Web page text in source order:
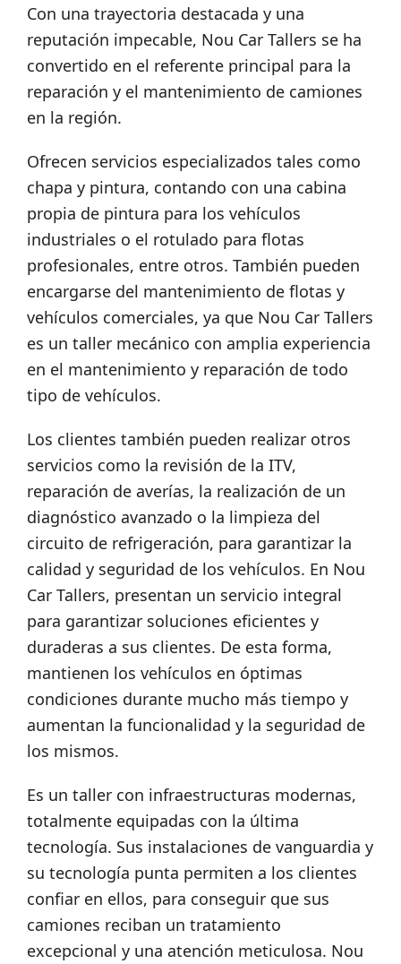
Con una trayectoria destacada y una
reputación impecable, Nou Car Tallers se ha
convertido en el referente principal para la
reparación y el mantenimiento de camiones
en la región.
Ofrecen servicios especializados tales como
chapa y pintura, contando con una cabina
propia de pintura para los vehículos
industriales o el rotulado para flotas
profesionales, entre otros. También pueden
encargarse del mantenimiento de flotas y
vehículos comerciales, ya que Nou Car Tallers
es un taller mecánico con amplia experiencia
en el mantenimiento y reparación de todo
tipo de vehículos.
Los clientes también pueden realizar otros
servicios como la revisión de la ITV,
reparación de averías, la realización de un
diagnóstico avanzado o la limpieza del
circuito de refrigeración, para garantizar la
calidad y seguridad de los vehículos. En Nou
Car Tallers, presentan un servicio integral
para garantizar soluciones eficientes y
duraderas a sus clientes. De esta forma,
mantienen los vehículos en óptimas
condiciones durante mucho más tiempo y
aumentan la funcionalidad y la seguridad de
los mismos.
Es un taller con infraestructuras modernas,
totalmente equipadas con la última
tecnología. Sus instalaciones de vanguardia y
su tecnología punta permiten a los clientes
confiar en ellos, para conseguir que sus
camiones reciban un tratamiento
excepcional y una atención meticulosa. Nou